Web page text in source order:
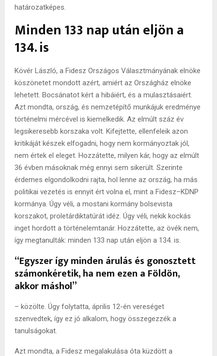
határozatképes.
Minden 133 nap után eljön a
134. is
Kövér László, a Fidesz Országos Választmányának elnöke
köszönetet mondott azért, amiért az Országház elnöke
lehetett. Bocsánatot kért a hibáiért, és a mulasztásaiért.
Azt mondta, ország, és nemzetépítő munkájuk eredménye
történelmi mércével is kiemelkedik. Az elmúlt száz év
legsikeresebb korszaka volt. Kifejtette, ellenfeleik azon
kritikáját készek elfogadni, hogy nem kormányoztak jól,
nem értek el eleget. Hozzátette, milyen kár, hogy az elmúlt
36 évben másoknak még ennyi sem sikerült. Szerinte
érdemes elgondolkodni rajta, hol lenne az ország, ha más
politikai vezetés is ennyit ért volna el, mint a Fidesz–KDNP
kormánya. Úgy véli, a mostani kormány bolsevista
korszakot, proletárdiktatúrát idéz. Úgy véli, nekik kockás
inget hordott a történelemtanár. Hozzátette, az övék nem,
így megtanulták: minden 133 nap után eljön a 134. is.
“Egyszer így minden árulás és gonosztett
számonkéretik, ha nem ezen a Földön,
akkor máshol”
– közölte. Úgy folytatta, április 12-én vereséget
szenvedtek, így ez jó alkalom, hogy összegezzék a
tanulságokat.
Azt mondta, a Fidesz megalakulása óta küzdött a